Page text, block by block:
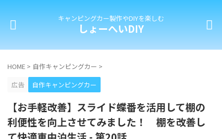
キャンピングカー製作やDIYを楽しむ
しょーへいDIY
HOME > 自作キャンピングカー >
広告
自作キャンピングカー
【お手軽改善】スライド蝶番を活用して棚の
利便性を向上させてみました！ 棚を改善し